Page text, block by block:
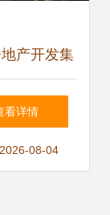
产开发集
略定位与发
径探析
看详情
08-04